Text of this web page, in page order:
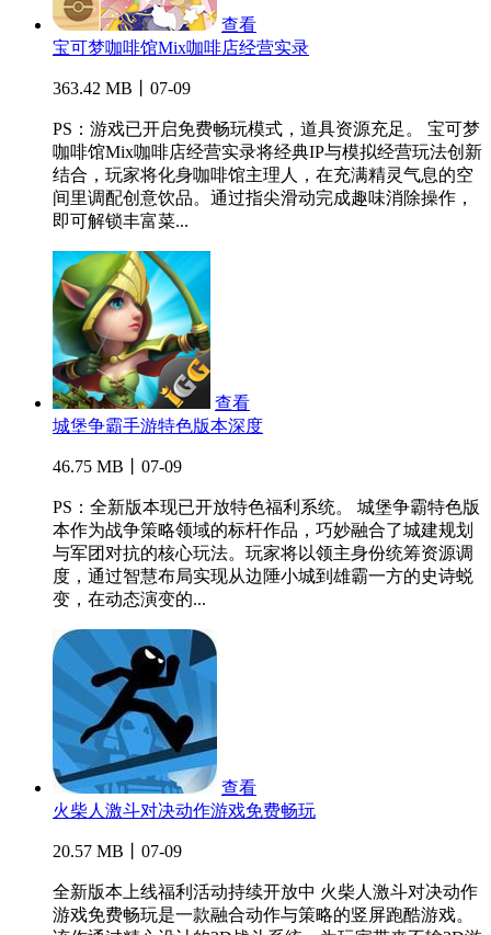
查看
宝可梦咖啡馆Mix咖啡店经营实录
363.42 MB丨07-09
PS：游戏已开启免费畅玩模式，道具资源充足。 宝可梦
咖啡馆Mix咖啡店经营实录将经典IP与模拟经营玩法创新
结合，玩家将化身咖啡馆主理人，在充满精灵气息的空
间里调配创意饮品。通过指尖滑动完成趣味消除操作，
即可解锁丰富菜...
查看
城堡争霸手游特色版本深度
46.75 MB丨07-09
PS：全新版本现已开放特色福利系统。 城堡争霸特色版
本作为战争策略领域的标杆作品，巧妙融合了城建规划
与军团对抗的核心玩法。玩家将以领主身份统筹资源调
度，通过智慧布局实现从边陲小城到雄霸一方的史诗蜕
变，在动态演变的...
查看
火柴人激斗对决动作游戏免费畅玩
20.57 MB丨07-09
全新版本上线福利活动持续开放中 火柴人激斗对决动作
游戏免费畅玩是一款融合动作与策略的竖屏跑酷游戏。